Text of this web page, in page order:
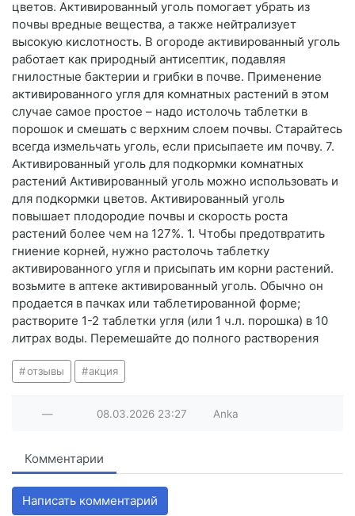
цветов. Активированный уголь помогает убрать из
почвы вредные вещества, а также нейтрализует
высокую кислотность. В огороде активированный уголь
работает как природный антисептик, подавляя
гнилостные бактерии и грибки в почве. Применение
активированного угля для комнатных растений в этом
случае самое простое – надо истолочь таблетки в
порошок и смешать с верхним слоем почвы. Старайтесь
всегда измельчать уголь, если присыпаете им почву. 7.
Активированный уголь для подкормки комнатных
растений Активированный уголь можно использовать и
для подкормки цветов. Активированный уголь
повышает плодородие почвы и скорость роста
растений более чем на 127%. 1. Чтобы предотвратить
гниение корней, нужно растолочь таблетку
активированного угля и присыпать им корни растений.
возьмите в аптеке активированный уголь. Обычно он
продается в пачках или таблетированной форме;
растворите 1-2 таблетки угля (или 1 ч.л. порошка) в 10
литрах воды. Перемешайте до полного растворения
отзывы акция
— 08.03.2026 23:27 Anka
Комментарии
Написать комментарий